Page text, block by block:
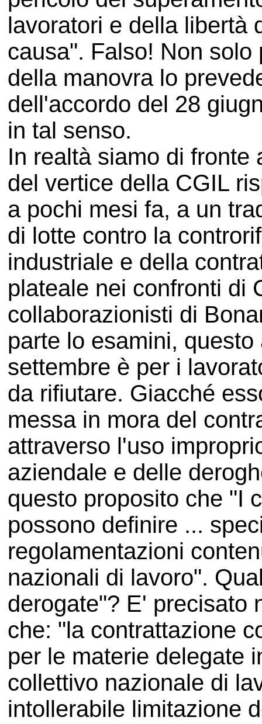
lavoratori e della libertà
causa". Falso! Non
della manovra lo
dell'accordo del 28
in tal senso.
In realtà siamo di fronte
del vertice della CGIL
a pochi mesi fa, a un
di lotte contro la
industriale e della
plateale nei confronti di
collaborazionisti di
parte lo esamini,
settembre è per i
da rifiutare. Giacché
messa in mora del
attraverso l'uso
aziendale e delle
questo proposito che "I
possono definire ...
regolamentazioni
nazionali di lavoro".
derogate"? E' precisato
che: "la contrattazione
per le materie delegate
collettivo nazionale di
intollerabile limitazione